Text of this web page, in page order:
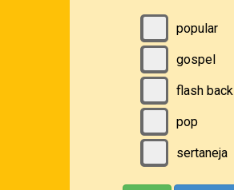
popular
gospel
flash back
pop
sertaneja